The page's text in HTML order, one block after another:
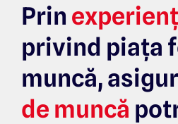
Prin
privind piața
muncă,
de muncă